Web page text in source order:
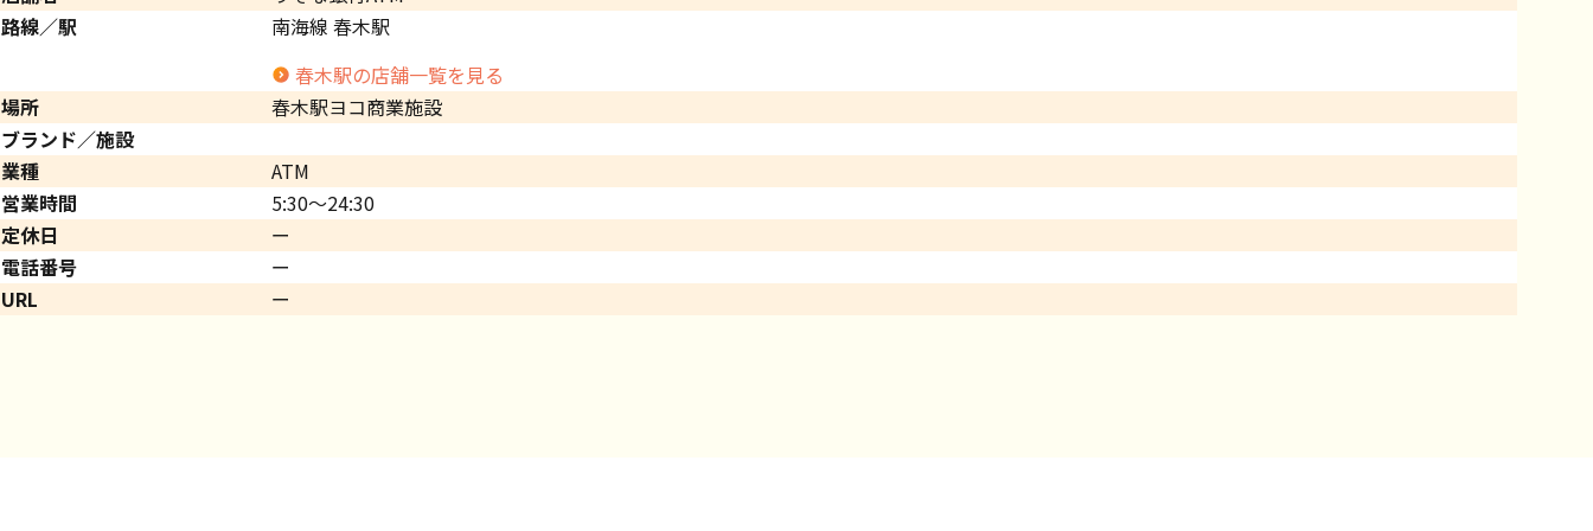
路線／駅
南海線 春木駅
春木駅の店舗一覧を見る
場所
春木駅ヨコ商業施設
ブランド／施設
業種
ATM
営業時間
5:30～24:30
定休日
ー
電話番号
ー
URL
ー